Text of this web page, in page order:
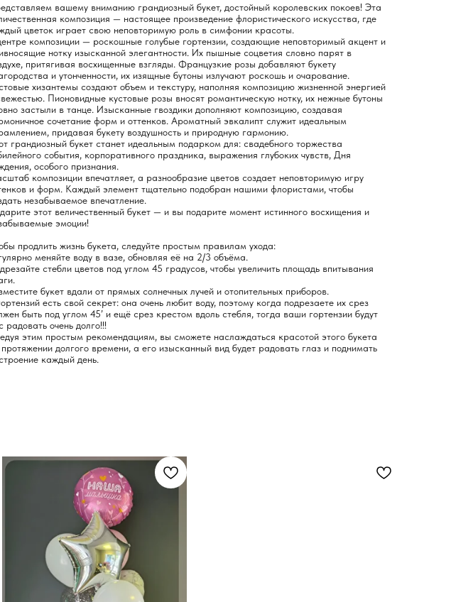
вашему вниманию грандиозный букет, достойный королевских покоев! Эта
композиция — настоящее произведение флористического искусства, где
цветок играет свою неповторимую роль в симфонии красоты.
композиции — роскошные голубые гортензии, создающие неповторимый акцент и
нотку изысканной элегантности. Их пышные соцветия словно парят в
притягивая восхищенные взгляды. Французкие розы добавляют букету
и утонченности, их изящные бутоны излучают роскошь и очарование.
хизантемы создают объем и текстуру, наполняя композицию жизненной энергией
Пионовидные кустовые розы вносят романтическую нотку, их нежные бутоны
застыли в танце. Изысканные гвоздики дополняют композицию, создавая
сочетание форм и оттенков. Ароматный эвкалипт служит идеальным
придавая букету воздушность и природную гармонию.
грандиозный букет станет идеальным подарком для: свадебного торжества
события, корпоративного праздника, выражения глубоких чувств, Дня
особого признания.
композиции впечатляет, а разнообразие цветов создает неповторимую игру
и форм. Каждый элемент тщательно подобран нашими флористами, чтобы
незабываемое впечатление.
этот величественный букет — и вы подарите момент истинного восхищения и
эмоции!
продлить жизнь букета, следуйте простым правилам ухода:
меняйте воду в вазе, обновляя её на 2/3 объёма.
стебли цветов под углом 45 градусов, чтобы увеличить площадь впитывания
букет вдали от прямых солнечных лучей и отопительных приборов.
есть свой секрет: она очень любит воду, поэтому когда подрезаете их срез
быть под углом 45’ и ещё срез крестом вдоль стебля, тогда ваши гортензии будут
радовать очень долго!!!
этим простым рекомендациям, вы сможете наслаждаться красотой этого букета
долгого времени, а его изысканный вид будет радовать глаз и поднимать
каждый день.